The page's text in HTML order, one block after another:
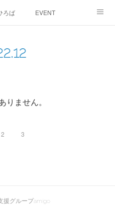
ろば EVENT
.12
りません。
2 3
援グループamigo